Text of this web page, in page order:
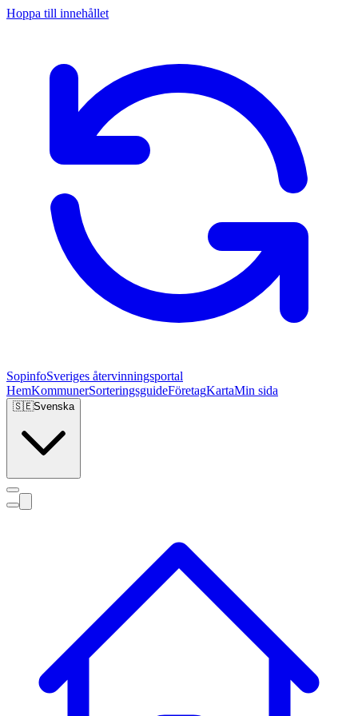
Hoppa till innehållet
SopinfoSveriges återvinningsportal
HemKommunerSorteringsguideFöretagKartaMin sida
🇸🇪Svenska